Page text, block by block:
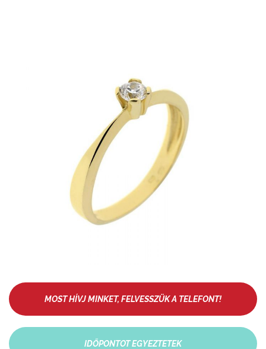
MOST HÍVJ MINKET, FELVESSZÜK A TELEFONT!
IDŐPONTOT EGYEZTETEK